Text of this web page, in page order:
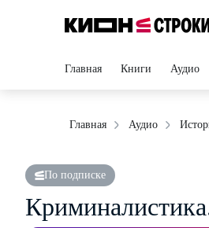
Главная Книги Аудио
Главная Аудио
По подписке